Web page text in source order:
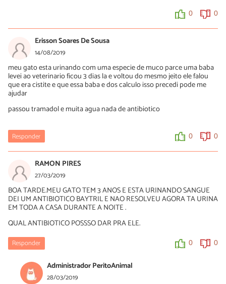
0 0
Erisson Soares De Sousa
14/08/2019
meu gato esta urinando com uma especie de muco parce uma baba
levei ao veterinario ficou 3 dias la e voltou do mesmo jeito ele falou
que era cistite e que essa baba e dos calculo isso precedi pode me
ajudar
passou tramadol e muita agua nada de antibiotico
Responder 0 0
RAMON PIRES
27/03/2019
BOA TARDE.MEU GATO TEM 3 ANOS E ESTA URINANDO SANGUE
DEI UM ANTIBIOTICO BAYTRIL E NAO RESOLVEU AGORA TA URINA
EM TODA A CASA DURANTE A NOITE .
QUAL ANTIBIOTICO POSSSO DAR PRA ELE.
Responder 0 0
Administrador PeritoAnimal
28/03/2019